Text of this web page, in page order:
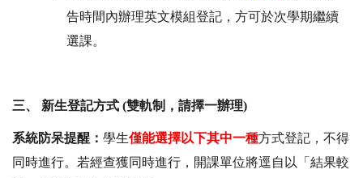
告時間內辦理英文模組登記，方可於次學期繼續
選課。
三、 新生登記方式 (雙軌制，請擇一辦理)
系統防呆提醒： 學生僅能選擇以下其中一種方式登記，不得
同時進行。若經查獲同時進行，開課單位將逕自以「結果較